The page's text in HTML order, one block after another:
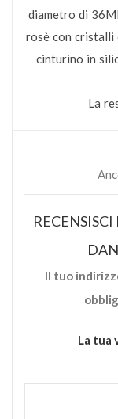
diametro di
rosè con cristalli
cinturino in
La
Il tuo
La tua